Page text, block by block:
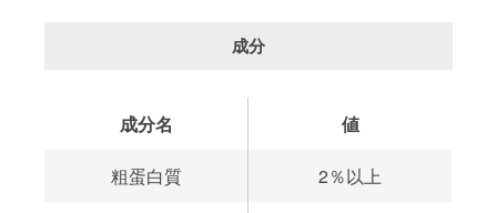
成分
成分名 値
粗蛋白質 2％以上